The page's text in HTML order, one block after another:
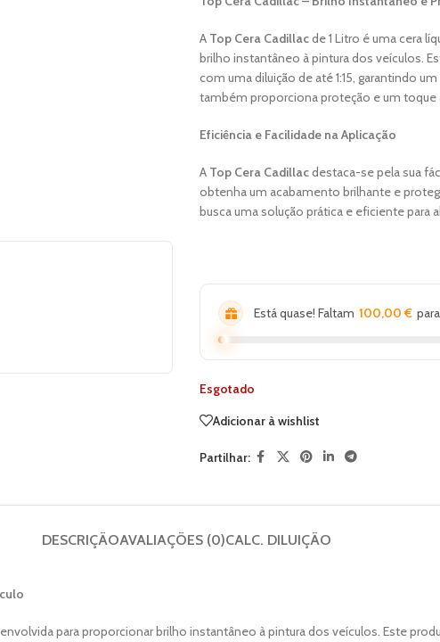
A Top Cera Cadillacde 1 Litro é uma cera
brilho instantâneo à pintura dos veículos.
com uma diluição de até 1:15, garantindo
também proporciona proteção e um toque
Eficiência e Facilidade na Aplicação
A Top Cera Cadillacdestaca-se pela sua
obtenha um acabamento brilhante e
busca uma solução prática e eficiente para
Está quase! Faltam 100,00€
Esgotado
Adicionar à wishlist
Partilhar:
DESCRIÇÃOAVALIAÇÕES (0)CALC. DILUIÇÃO
para proporcionar brilho instantâneo à pintura dos veículos. Este